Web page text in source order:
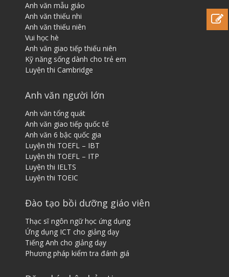
Anh văn mẫu giáo
Anh văn thiếu nhi
Anh văn thiếu niên
Vui học hè
Anh văn giao tiếp thiếu niên
Kỹ năng sống dành cho trẻ em
Luyện thi Cambridge
Anh văn người lớn
Anh văn tổng quát
Anh văn giao tiếp quốc tế
Anh văn 6 bậc quốc gia
Luyện thi TOEFL – IBT
Luyện thi TOEFL – ITP
Luyện thi IELTS
Luyện thi TOEIC
Đào tạo bồi dưỡng giáo viên
Thạc sĩ ngôn ngữ học ứng dụng
Ứng dụng ICT cho giảng dạy
Tiếng ​A​nh cho giảng dạy
Phương pháp kiểm tra đánh giá